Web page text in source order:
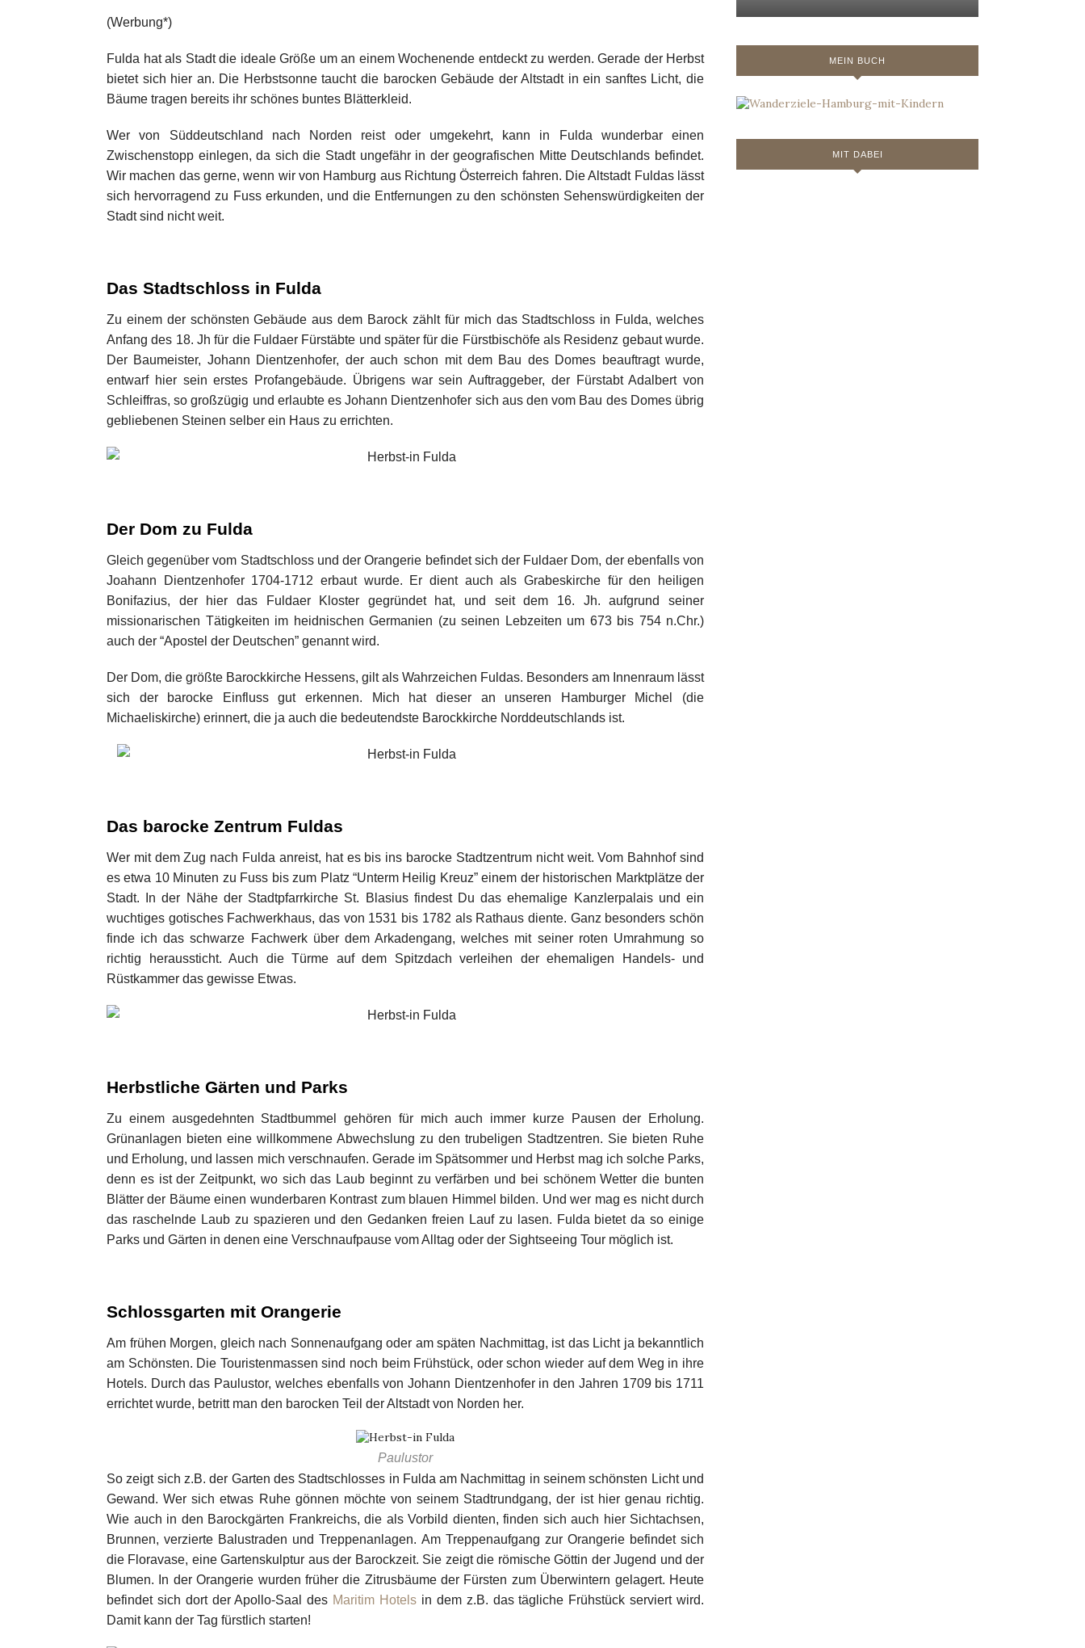
(Werbung*)
Fulda hat als Stadt die ideale Größe um an einem Wochenende entdeckt zu werden. Gerade der Herbst
bietet sich hier an. Die Herbstsonne taucht die barocken Gebäude der Altstadt in ein sanftes Licht, die
Bäume tragen bereits ihr schönes buntes Blätterkleid.
Wer von Süddeutschland nach Norden reist oder umgekehrt, kann in Fulda wunderbar einen
Zwischenstopp einlegen, da sich die Stadt ungefähr in der geografischen Mitte Deutschlands befindet.
Wir machen das gerne, wenn wir von Hamburg aus Richtung Österreich fahren. Die Altstadt Fuldas lässt
sich hervorragend zu Fuss erkunden, und die Entfernungen zu den schönsten Sehenswürdigkeiten der
Stadt sind nicht weit.
Das Stadtschloss in Fulda
Zu einem der schönsten Gebäude aus dem Barock zählt für mich das Stadtschloss in Fulda, welches
Anfang des 18. Jh für die Fuldaer Fürstäbte und später für die Fürstbischöfe als Residenz gebaut wurde.
Der Baumeister, Johann Dientzenhofer, der auch schon mit dem Bau des Domes beauftragt wurde,
entwarf hier sein erstes Profangebäude. Übrigens war sein Auftraggeber, der Fürstabt Adalbert von
Schleiffras, so großzügig und erlaubte es Johann Dientzenhofer sich aus den vom Bau des Domes übrig
gebliebenen Steinen selber ein Haus zu errichten.
Der Dom zu Fulda
Gleich gegenüber vom Stadtschloss und der Orangerie befindet sich der Fuldaer Dom, der ebenfalls von
Joahann Dientzenhofer 1704-1712 erbaut wurde. Er dient auch als Grabeskirche für den heiligen
Bonifazius, der hier das Fuldaer Kloster gegründet hat, und seit dem 16. Jh. aufgrund seiner
missionarischen Tätigkeiten im heidnischen Germanien (zu seinen Lebzeiten um 673 bis 754 n.Chr.)
auch der “Apostel der Deutschen” genannt wird.
Der Dom, die größte Barockkirche Hessens, gilt als Wahrzeichen Fuldas. Besonders am Innenraum lässt
sich der barocke Einfluss gut erkennen. Mich hat dieser an unseren Hamburger Michel (die
Michaeliskirche) erinnert, die ja auch die bedeutendste Barockkirche Norddeutschlands ist.
Das barocke Zentrum Fuldas
Wer mit dem Zug nach Fulda anreist, hat es bis ins barocke Stadtzentrum nicht weit. Vom Bahnhof sind
es etwa 10 Minuten zu Fuss bis zum Platz “Unterm Heilig Kreuz” einem der historischen Marktplätze der
Stadt. In der Nähe der Stadtpfarrkirche St. Blasius findest Du das ehemalige Kanzlerpalais und ein
wuchtiges gotisches Fachwerkhaus, das von 1531 bis 1782 als Rathaus diente. Ganz besonders schön
finde ich das schwarze Fachwerk über dem Arkadengang, welches mit seiner roten Umrahmung so
richtig heraussticht. Auch die Türme auf dem Spitzdach verleihen der ehemaligen Handels- und
Rüstkammer das gewisse Etwas.
Herbstliche Gärten und Parks
Zu einem ausgedehnten Stadtbummel gehören für mich auch immer kurze Pausen der Erholung.
Grünanlagen bieten eine willkommene Abwechslung zu den trubeligen Stadtzentren. Sie bieten Ruhe
und Erholung, und lassen mich verschnaufen. Gerade im Spätsommer und Herbst mag ich solche Parks,
denn es ist der Zeitpunkt, wo sich das Laub beginnt zu verfärben und bei schönem Wetter die bunten
Blätter der Bäume einen wunderbaren Kontrast zum blauen Himmel bilden. Und wer mag es nicht durch
das raschelnde Laub zu spazieren und den Gedanken freien Lauf zu lasen. Fulda bietet da so einige
Parks und Gärten in denen eine Verschnaufpause vom Alltag oder der Sightseeing Tour möglich ist.
Schlossgarten mit Orangerie
Am frühen Morgen, gleich nach Sonnenaufgang oder am späten Nachmittag, ist das Licht ja bekanntlich
am Schönsten. Die Touristenmassen sind noch beim Frühstück, oder schon wieder auf dem Weg in ihre
Hotels. Durch das Paulustor, welches ebenfalls von Johann Dientzenhofer in den Jahren 1709 bis 1711
errichtet wurde, betritt man den barocken Teil der Altstadt von Norden her.
Paulustor
So zeigt sich z.B. der Garten des Stadtschlosses in Fulda am Nachmittag in seinem schönsten Licht und
Gewand. Wer sich etwas Ruhe gönnen möchte von seinem Stadtrundgang, der ist hier genau richtig.
Wie auch in den Barockgärten Frankreichs, die als Vorbild dienten, finden sich auch hier Sichtachsen,
Brunnen, verzierte Balustraden und Treppenanlagen. Am Treppenaufgang zur Orangerie befindet sich
die Floravase, eine Gartenskulptur aus der Barockzeit. Sie zeigt die römische Göttin der Jugend und der
Blumen. In der Orangerie wurden früher die Zitrusbäume der Fürsten zum Überwintern gelagert. Heute
befindet sich dort der Apollo-Saal des Maritim Hotels in dem z.B. das tägliche Frühstück serviert wird.
Damit kann der Tag fürstlich starten!
MEIN BUCH
MIT DABEI